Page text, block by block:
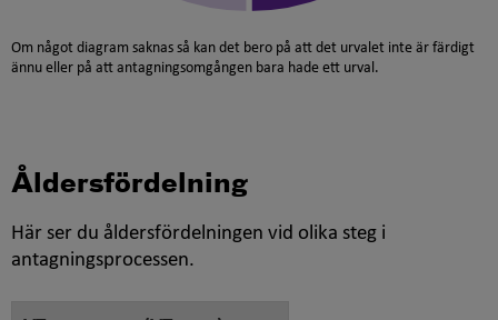
Om något diagram saknas så kan det bero på att det urvalet inte är färdigt
ännu eller på att antagningsomgången bara hade ett urval.
Åldersfördelning
Här ser du åldersfördelningen vid olika steg i
antagningsprocessen.